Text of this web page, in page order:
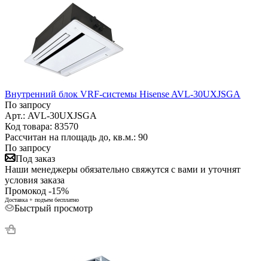
Внутренний блок VRF-системы Hisense AVL-30UXJSGA
По запросу
Арт.: AVL-30UXJSGA
Код товара: 83570
Рассчитан на площадь до, кв.м.: 90
По запросу
Под заказ
Наши менеджеры обязательно свяжутся с вами и уточнят
условия заказа
Промокод -15%
Доставка + подъем бесплатно
Быстрый просмотр